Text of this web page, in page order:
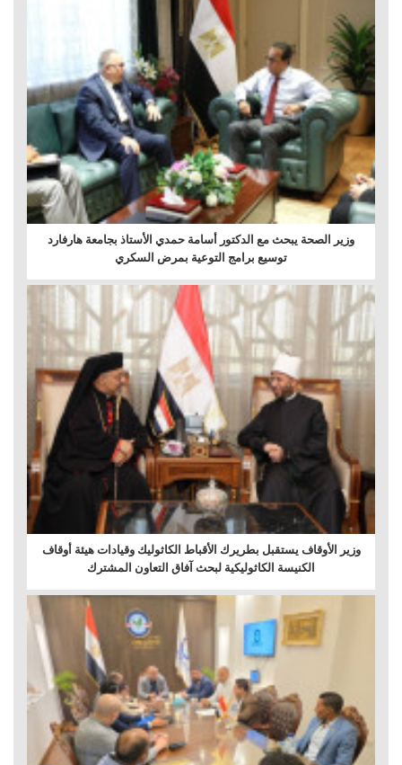
وزير الصحة يبحث مع الدكتور أسامة حمدي الأستاذ بجامعة هارفارد
توسيع برامج التوعية بمرض السكري
وزير الأوقاف يستقبل بطريرك الأقباط الكاثوليك وقيادات هيئة أوقاف
الكنيسة الكاثوليكية لبحث آفاق التعاون المشترك